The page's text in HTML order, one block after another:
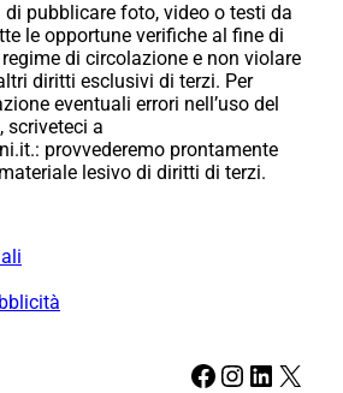
pubblicare foto, video o testi da
le opportune verifiche al fine di
di circolazione e non violare
diritti esclusivi di terzi. Per
eventuali errori nell’uso del
scriveteci a
provvederemo prontamente
lesivo di diritti di terzi.
Facebook Instagram LinkedIn X